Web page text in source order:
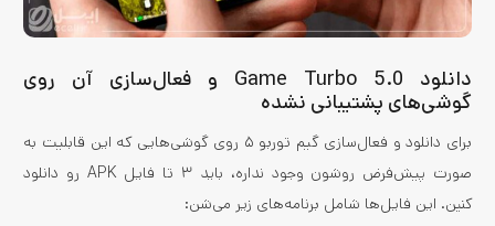
دانلود Game Turbo 5.0 و فعال‌سازی آن روی
گوشی‌های پشتیبانی نشده
برای دانلود و فعال‌سازی گیم توربو ۵ روی گوشی‌هایی که این قابلیت به
صورت پیش‌فرض روشون وجود نداره، باید ۳ تا فایل APK رو دانلود
کنین. این فایل‌ها شامل برنامه‌های زیر می‌شن: